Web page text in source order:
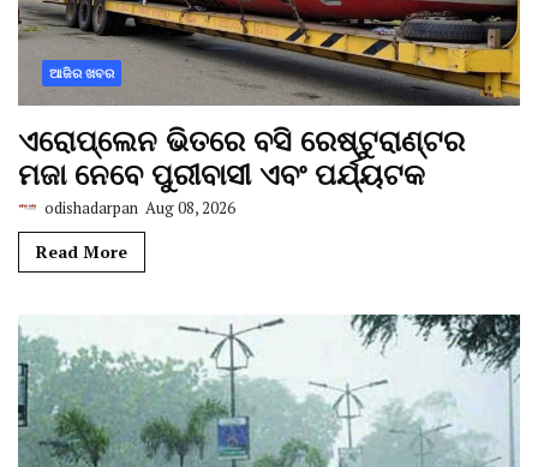
ଆଜିର ଖବର
ଏରୋପ୍ଲେନ ଭିତରେ ବସି ରେଷ୍ଟୁରାଣ୍ଟର
ମଜା ନେବେ ପୁରୀବାସୀ ଏବଂ ପର୍ଯ୍ୟଟକ
odishadarpan Aug 08, 2026
Read More